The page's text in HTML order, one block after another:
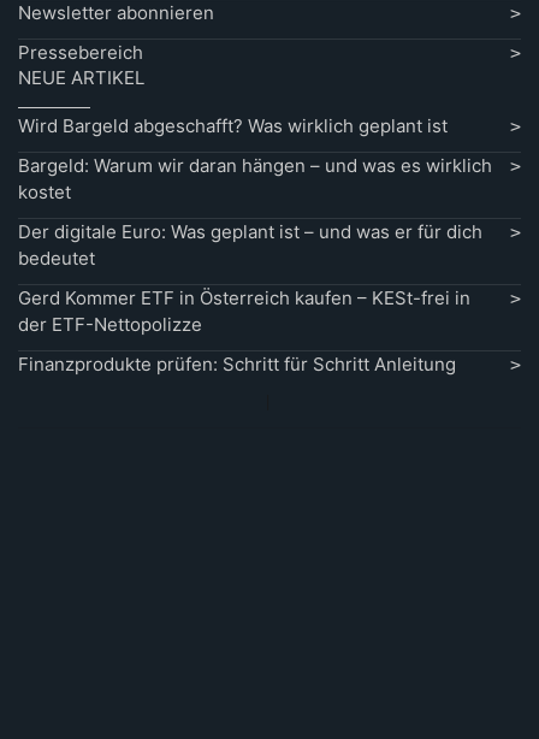
Newsletter abonnieren
Pressebereich
NEUE ARTIKEL
Wird Bargeld abgeschafft? Was wirklich geplant ist
Bargeld: Warum wir daran hängen – und was es wirklich
kostet
Der digitale Euro: Was geplant ist – und was er für dich
bedeutet
Gerd Kommer ETF in Österreich kaufen – KESt-frei in
der ETF-Nettopolizze
Finanzprodukte prüfen: Schritt für Schritt Anleitung